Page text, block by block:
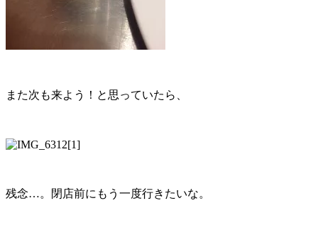
また次も来よう！と思っていたら、
残念…。閉店前にもう一度行きたいな。